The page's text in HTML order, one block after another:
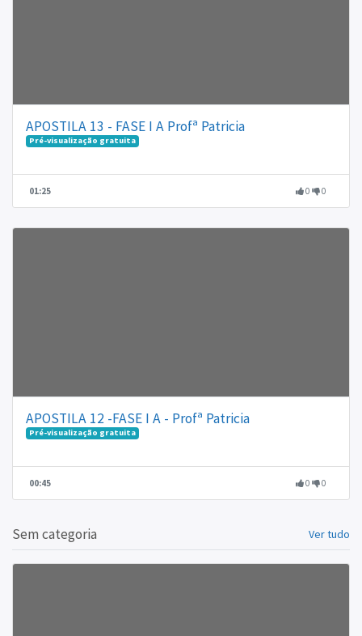
APOSTILA 13 - FASE I A Profª Patricia
Pré-visualização gratuita
01:25 0 0
APOSTILA 12 -FASE I A - Profª Patricia
Pré-visualização gratuita
00:45 0 0
Sem categoria Ver tudo